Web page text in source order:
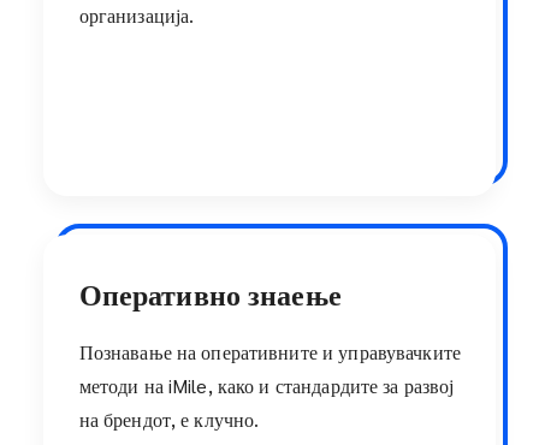
организација.
Оперативно знаење
Познавање на оперативните и управувачките
методи на iMile, како и стандардите за развој
на брендот, е клучно.